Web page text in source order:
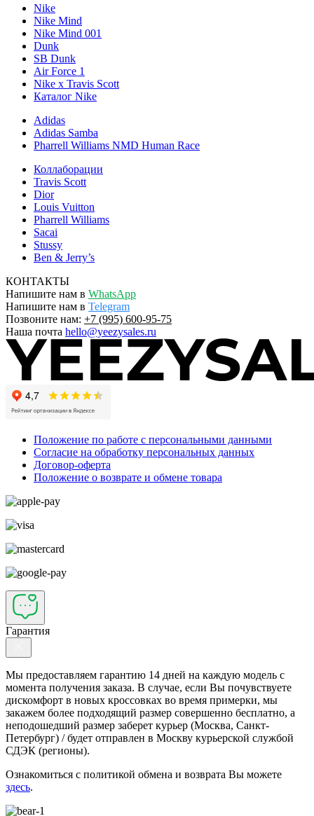
Nike
Nike Mind
Nike Mind 001
Dunk
SB Dunk
Air Force 1
Nike x Travis Scott
Каталог Nike
Adidas
Adidas Samba
Pharrell Williams NMD Human Race
Коллаборации
Travis Scott
Dior
Louis Vuitton
Pharrell Williams
Sacai
Stussy
Ben & Jerry’s
КОНТАКТЫ
Напишите нам в WhatsApp
Напишите нам в Telegram
Позвоните нам: +7 (995) 600-95-75
Наша почта hello@yeezysales.ru
Положение по работе с персональными данными
Согласие на обработку персональных данных
Договор-оферта
Положение о возврате и обмене товара
Гарантия
Мы предоставляем гарантию 14 дней на каждую модель с
момента получения заказа. В случае, если Вы почувствуете
дискомфорт в новых кроссовках во время примерки, мы
закажем более подходящий размер совершенно бесплатно, а
неподошедший размер заберет курьер (Москва, Санкт-
Петербург) / будет отправлен в Москву курьерской службой
СДЭК (регионы).
Ознакомиться с политикой обмена и возврата Вы можете
здесь.